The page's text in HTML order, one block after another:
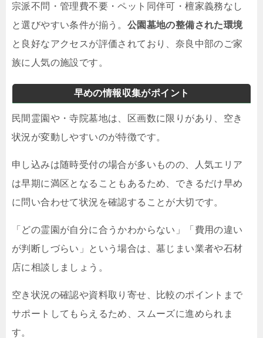
宗派不問・管理費不要・ペット同伴可・檀家義務なし
と選びやすい条件が揃う。 公園墓地の整備された環境
と良好なアクセスが評価されており、奈良中部のご家
族に人気の施設です。
早めの情報収集がポイント
民間霊園や・寺院墓地は、区画数に限りがあり、空き
状況が変動しやすいのが特徴です。
申し込みは随時受付の場合が多いものの、人気エリア
は早期に満区となることもあるため、できるだけ早め
に問い合わせて状況を確認することが大切です。
「どの霊園が自分に合うかわからない」「費用の違い
が判断しづらい」という場合は、墓じまい業者や石材
店に相談しましょう。
空き状況の確認や資料取り寄せ、比較のポイントまで
サポートしてもらえるため、スムーズに進められま
す。